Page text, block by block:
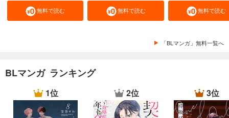
無料で読む 無料で読む 無料で読む
「BLマンガ」無料一覧へ
BLマンガ ランキング
1位 2位 3位